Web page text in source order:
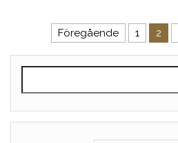
Sidnumrering för
Föregående 1 2